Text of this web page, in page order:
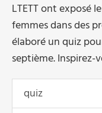
Femmes
Regards sur les
Le quiz de l'expo
LTETT ont exposé
femmes dans des
élaboré un quiz
septième.
quiz